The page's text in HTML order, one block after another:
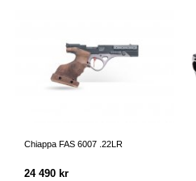
Chiappa FAS 6007 .22LR
24 490 kr